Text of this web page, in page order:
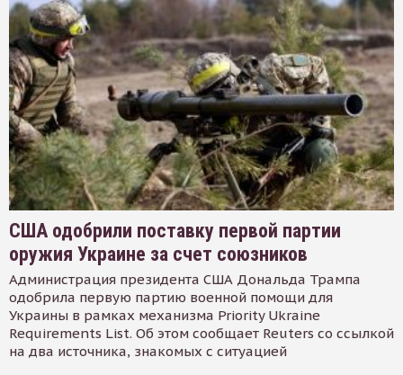
США одобрили поставку первой партии
оружия Украине за счет союзников
Администрация президента США Дональда Трампа
одобрила первую партию военной помощи для
Украины в рамках механизма Priority Ukraine
Requirements List. Об этом сообщает Reuters со ссылкой
на два источника, знакомых с ситуацией